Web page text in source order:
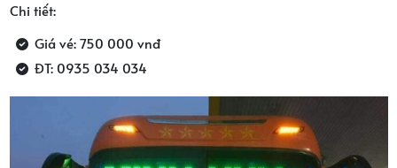
Chi tiết:
Giá vé: 750 000 vnđ
ĐT: 0935 034 034